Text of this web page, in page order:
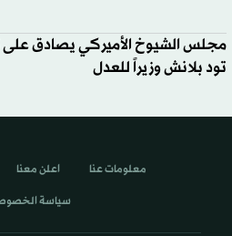
مجلس الشيوخ الأميركي يصادق على
تود بلانش وزيراً للعدل
معلومات عنا اعلن معنا
سياسة